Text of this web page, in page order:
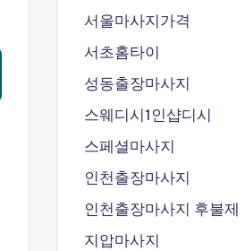
서울마사지가격
서초홈타이
성동출장마사지
스웨디시1인샵디시
스페셜마사지
인천출장마사지
인천출장마사지 후불제
지압마사지